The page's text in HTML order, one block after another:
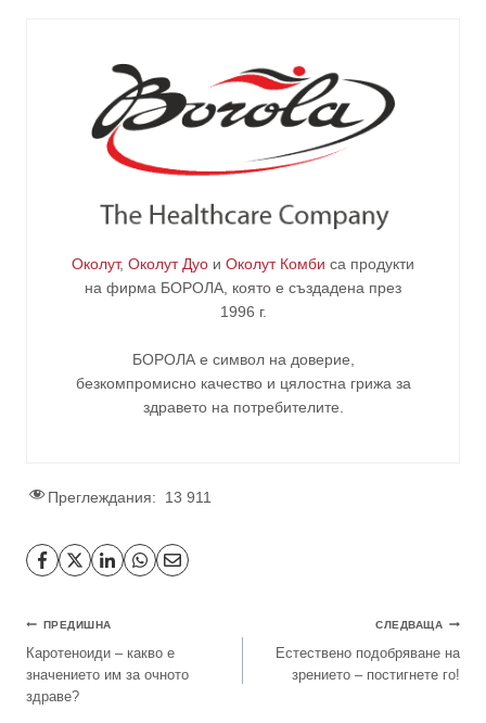
Околут, Околут Дуо и Околут Комби са продукти
на фирма БОРОЛА , която е създадена през
1996 г.
БОРОЛА е символ на доверие,
безкомпромисно качество и цялостна грижа за
здравето на потребителите
Преглеждания: 13 911
ПРЕДИШНА
Каротеноиди – какво е
значението им за очното
здраве?
СЛЕДВАЩА
Естествено подобряване на
зрението – постигнете го!